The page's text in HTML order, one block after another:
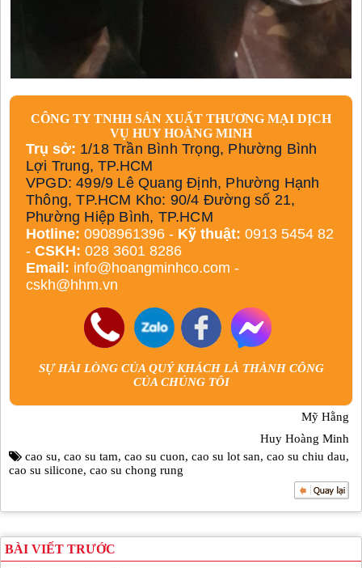
CÔNG TY TNHH SẢN XUẤT THƯƠNG MẠI DỊCH
VỤ HUY HOÀNG MINH
Trụ sở: 1/18 Trần Bình Trọng, Phường Bình
Lợi Trung, TP.HCM
VPGD: 499/9 Lê Quang Định, Phường Hạnh
Thông, TP.HCM Kho: 90/4 Đường số 21,
Phường Hiệp Bình, TP.HCM
Hotline: 0908961396 - Kỹ thuật: 0913 5454 82
- CSKH: 028 3601 8286
Email: info@hoangminhco.com -
cskh@hhm.vn
SỰ HÀI LÒNG CỦA QUÝ KHÁCH LÀ THÀNH CÔNG
CỦA CHÚNG TÔI
Mỹ Hằng
Huy Hoàng Minh
cao su, cao su tam, cao su cuon, cao su lot san, cao su chiu dau,
cao su silicone, cao su chong rung
BÀI VIẾT TRƯỚC